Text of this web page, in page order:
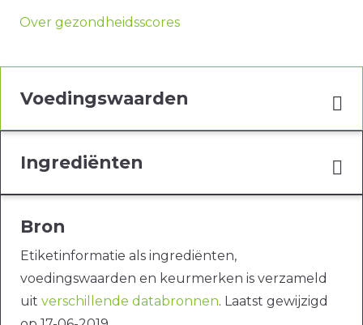
Over gezondheidsscores
Voedingswaarden
Ingrediënten
Bron
Etiketinformatie als ingrediënten,
voedingswaarden en keurmerken is verzameld
uit verschillende databronnen. Laatst gewijzigd